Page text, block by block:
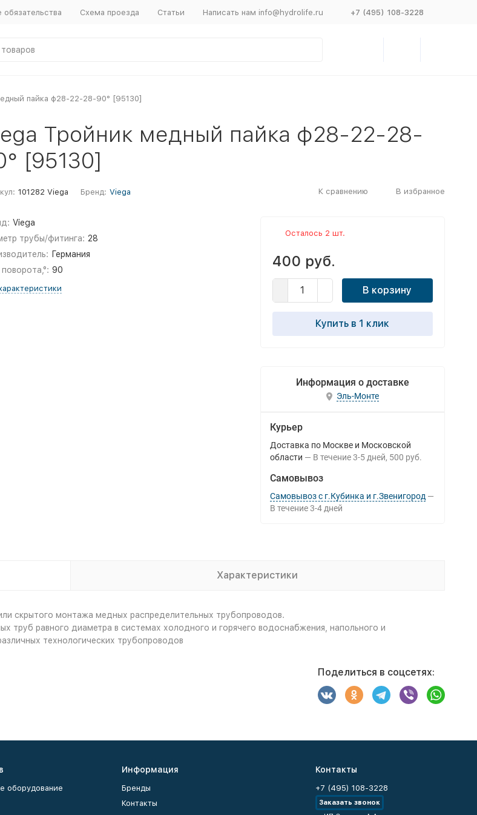
обязательства Схема проезда Статьи Написать нам info@hydrolife.ru +7 (495) 108-3228
пайка ф28-22-28-90° [95130]
Тройник медный пайка ф28-22-28-
[95130]
101282 Viega Бренд: Viega К сравнению В избранное
Viega
трубы/фитинга: 28
Германия
поворота,°: 90
Осталось 2 шт.
400 руб.
В корзину
Купить в 1 клик
Информация о доставке
Эль-Монте
Курьер
Доставка по Москве и Московской
области
В течение 3-5 дней 500 руб.
Самовывоз
Самовывоз с г.Кубинка и г.Звенигород
В течение 3-4 дней
Характеристики
скрытого монтажа медных распределительных трубопроводов.
труб равного диаметра в системах холодного и горячего водоснабжения, напольного и
технологических трубопроводов
Поделиться в соцсетях:
оборудование
Информация
Бренды
Контакты
Контакты
+7 (495) 108-3228
Заказать звонок